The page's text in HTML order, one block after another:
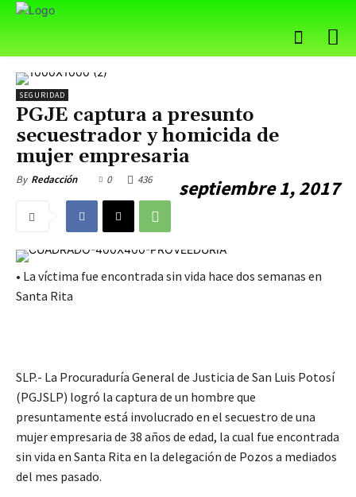
SEGURIDAD
PGJE captura a presunto
secuestrador y homicida de
mujer empresaria
By Redacción septiembre 1, 2017
0 436
• La víctima fue encontrada sin vida hace dos semanas en
Santa Rita
SLP.- La Procuraduría General de Justicia de San Luis Potosí
(PGJSLP) logró la captura de un hombre que
presuntamente está involucrado en el secuestro de una
mujer empresaria de 38 años de edad, la cual fue encontrada
sin vida en Santa Rita en la delegación de Pozos a mediados
del mes pasado.